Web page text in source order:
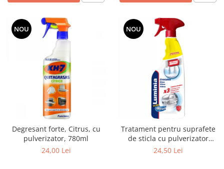
NOU
Degresant forte, Citrus, cu
pulverizator, 780ml
24,00 Lei
NOU
Tratament pentru suprafete
de sticla cu pulverizator
750ml
24,50 Lei